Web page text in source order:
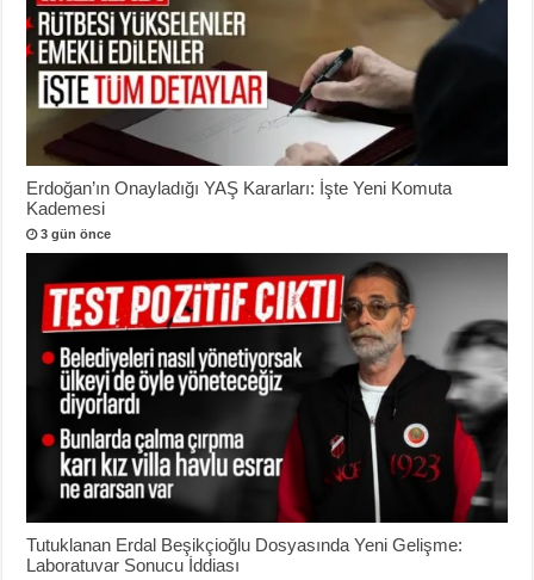
Erdoğan’ın Onayladığı YAŞ Kararları: İşte Yeni Komuta
Kademesi
3 gün önce
Tutuklanan Erdal Beşikçioğlu Dosyasında Yeni Gelişme:
Laboratuvar Sonucu İddiası